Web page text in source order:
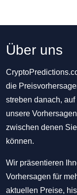
Über uns
die
streben danach,
unsere
zwischen denen
können.
Wir präsentieren
Vorhersagen für
aktuellen Preise,